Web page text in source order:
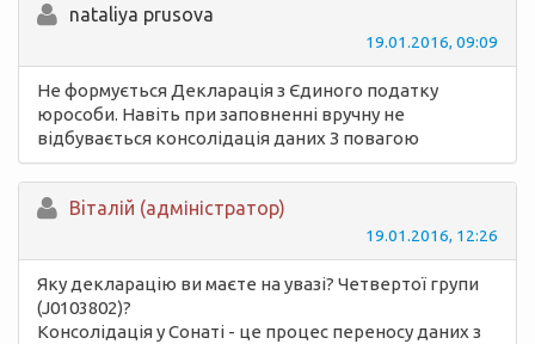
nataliya prusova
19.01.2016, 09:09
Не формується Декларація з Єдиного податку
юрособи. Навіть при заповненні вручну не
відбувається консолідація даних З повагою
Вiталій (адміністратор)
19.01.2016, 12:26
Яку декларацію ви маєте на увазі? Четвертої групи
(J0103802)?
Консолідація у Сонаті - це процес переносу даних з